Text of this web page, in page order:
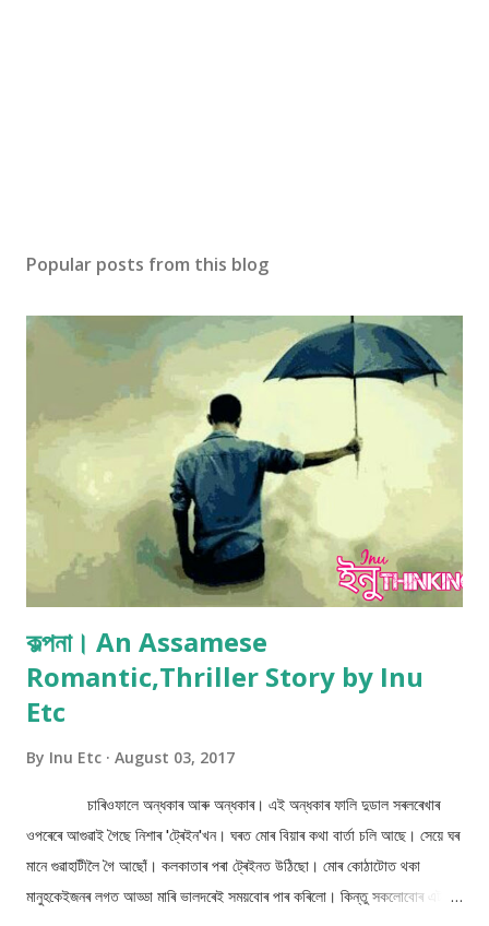
Popular posts from this blog
কল্পনা। An Assamese
Romantic,Thriller Story by Inu
Etc
By Inu Etc August 03, 2017
চাৰিওফালে অন্ধকাৰ আৰু অন্ধকাৰ। এই অন্ধকাৰ ফালি দুডাল সৰলৰেখাৰ
ওপৰেৰে আগুৱাই গৈছে নিশাৰ 'ট্ৰেইন'খন। ঘৰত মোৰ বিয়াৰ কথা বাৰ্তা চলি আছে। সেয়ে ঘৰ
মানে গুৱাহাটীলৈ গৈ আছোঁ। কলকাতাৰ পৰা ট্ৰেইনত উঠিছো। মোৰ কোঠাটোত থকা
মানুহকেইজনৰ লগত আড্ডা মাৰি ভালদৰেই সময়বোৰ পাৰ কৰিলো। কিন্তু সকলোবোৰ এটা